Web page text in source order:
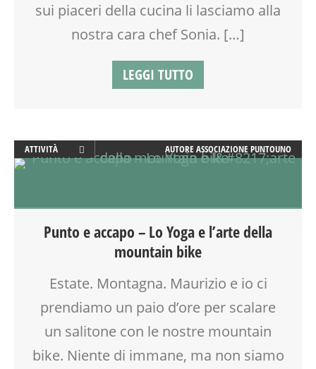
TAIJI QUAN
TEMPO LIBERO
sui piaceri della cucina li lasciamo alla
nostra cara chef Sonia. […]
LEGGI TUTTO
ATTIVITÀ
BENESSERE
VIA MARTINETTI
AUTORE ASSOCIAZIONE PUNTOUNO
Punto e accapo – Lo Yoga e l’arte della
mountain bike
Estate. Montagna. Maurizio e io ci
prendiamo un paio d’ore per scalare
un salitone con le nostre mountain
bike. Niente di immane, ma non siamo